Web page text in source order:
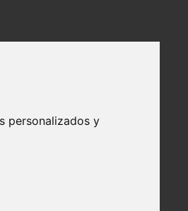
personalizados y